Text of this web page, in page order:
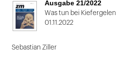
Ausgabe 21/2022
Was tun bei
01.11.2022
Sebastian Ziller